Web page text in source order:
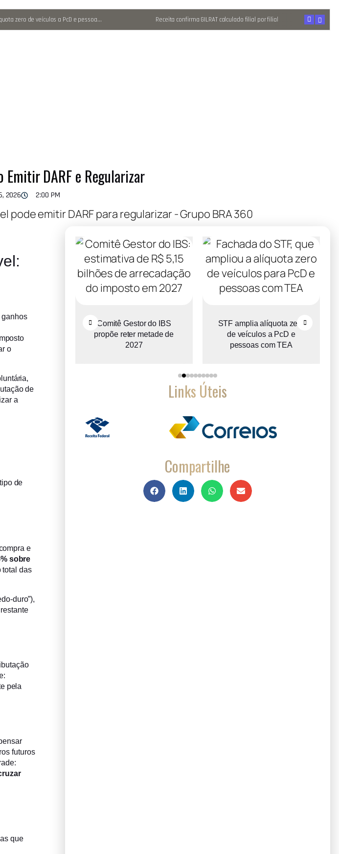
STF amplia alíquota zero de veículos a PcD e pessoas com TEA Receita confirma GILRAT calculado filial por filial
Emitir DARF e Regularizar
2026 2:00 PM
ganhos
o
de
a
de
e
sobre
total das
duro”),
pela
futuros
que
judicial
micro e
empresas
Comitê Gestor do IBS
propõe reter metade de
2027
STF amplia alíquota zero
de veículos a PcD e
pessoas com TEA
Links Úteis
Compartilhe